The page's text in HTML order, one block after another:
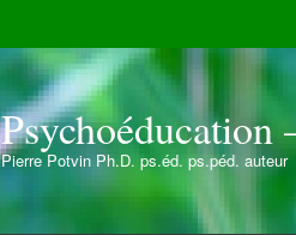
Psychoéducation
Pierre Potvin Ph.D. ps.éd. ps.péd. auteur